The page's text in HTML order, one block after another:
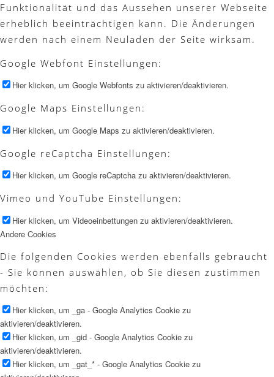
Funktionalität und das Aussehen unserer Webseite
erheblich beeinträchtigen kann. Die Änderungen
werden nach einem Neuladen der Seite wirksam.
Google Webfont Einstellungen:
Hier klicken, um Google Webfonts zu aktivieren/deaktivieren.
Google Maps Einstellungen:
Hier klicken, um Google Maps zu aktivieren/deaktivieren.
Google reCaptcha Einstellungen:
Hier klicken, um Google reCaptcha zu aktivieren/deaktivieren.
Vimeo und YouTube Einstellungen:
Hier klicken, um Videoeinbettungen zu aktivieren/deaktivieren.
Andere Cookies
Die folgenden Cookies werden ebenfalls gebraucht
- Sie können auswählen, ob Sie diesen zustimmen
möchten:
Hier klicken, um _ga - Google Analytics Cookie zu
aktivieren/deaktivieren.
Hier klicken, um _gid - Google Analytics Cookie zu
aktivieren/deaktivieren.
Hier klicken, um _gat_* - Google Analytics Cookie zu